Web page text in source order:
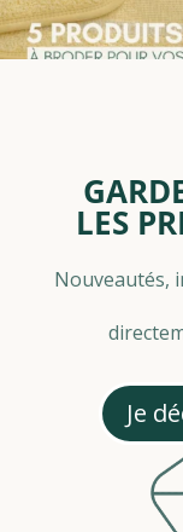
LES
Nouveautés,
Je